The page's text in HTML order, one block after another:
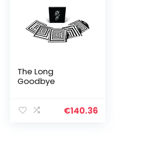
The Long
Goodbye
€140.36